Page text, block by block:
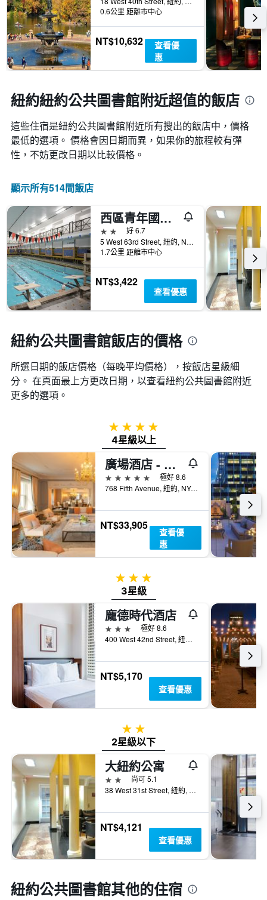
軸，
顯
示
一
週
中
各
天
圖
表
具
有
條
Y
軸，
顯
示
房
間
的
平
均
價
格
0.6公里 距離市中心
NT$10,632
查看優
惠
紐約紐約公共圖書館附近超值的飯店
這些住宿是紐約公共圖書館​附近所有搜出的飯店中，價格
最低的選項。 價格會因日期而異，如果你的旅程較有彈
性，不妨更改日期以比較價格。
顯示所有514間飯店
西區青年國際旅館
2星級
好 6.7
5 West 63rd Street, 紐約, NY, 美國
1.7公里 距離市中心
NT$3,422
查看優惠
紐約公共圖書館飯店的價格
所選日期的飯店價格（每晚平均價格），按飯店星級細
分。 在頁面最上方更改日期，以查看紐約公共圖書館​附近
更多的選項。
4星級
4星級以上
廣場酒店 - 紐約
5星級
極好 8.6
768 Fifth Avenue, 紐約, NY, 美國
NT$33,905
查看優
惠
3星級
3星級
龐德時代酒店
3星級
極好 8.6
400 West 42nd Street, 紐約, NY, 美國
NT$5,170
查看優惠
2星級
2星級以下
大紐約公寓
2星級
尚可 5.1
38 West 31st Street, 紐約, NY, 美國
NT$4,121
查看優惠
紐約公共圖書館​其他的住宿